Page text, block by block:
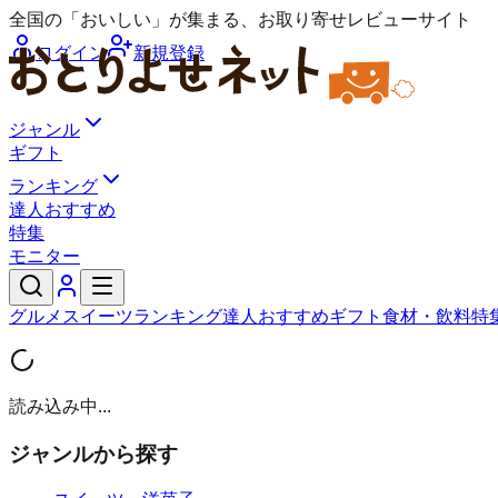
全国の「おいしい」が集まる、お取り寄せレビューサイト
ログイン
新規登録
ジャンル
ギフト
ランキング
達人おすすめ
特集
モニター
グルメ スイーツランキング達人おすすめギフト 食材・飲料特
読み込み中...
ジャンルから探す